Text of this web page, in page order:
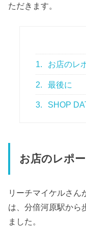
ただきます。
1. お店のレ
2. 最後に
3. SHOP
お店のレポー
リーチマイケルさん
は、分倍河原駅から
ました。